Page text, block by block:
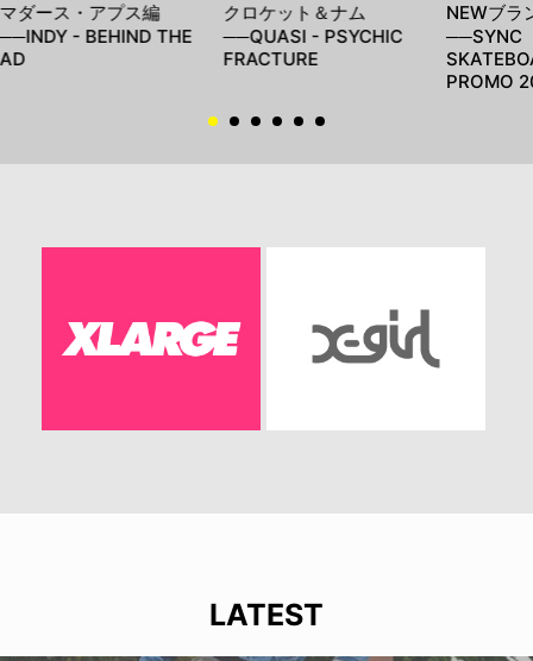
マダース・アプス編
──INDY - BEHIND THE
AD
クロケット＆ナム
──QUASI - PSYCHIC
FRACTURE
NEWブラ
──SYNC
PROMO
LATEST